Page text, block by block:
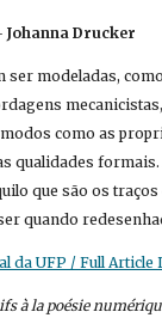
Johanna Drucker
modeladas,
como as
qualidades
que são os
quando
da UFP / Full Article
à la poésie